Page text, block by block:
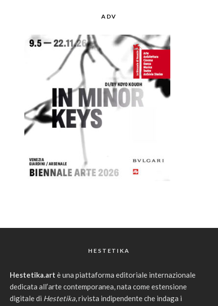
ADV
HESTETIKA
Hestetika.art è una piattaforma editoriale internazionale
dedicata all’arte contemporanea, nata come estensione
digitale di Hestetika, rivista indipendente che indaga i